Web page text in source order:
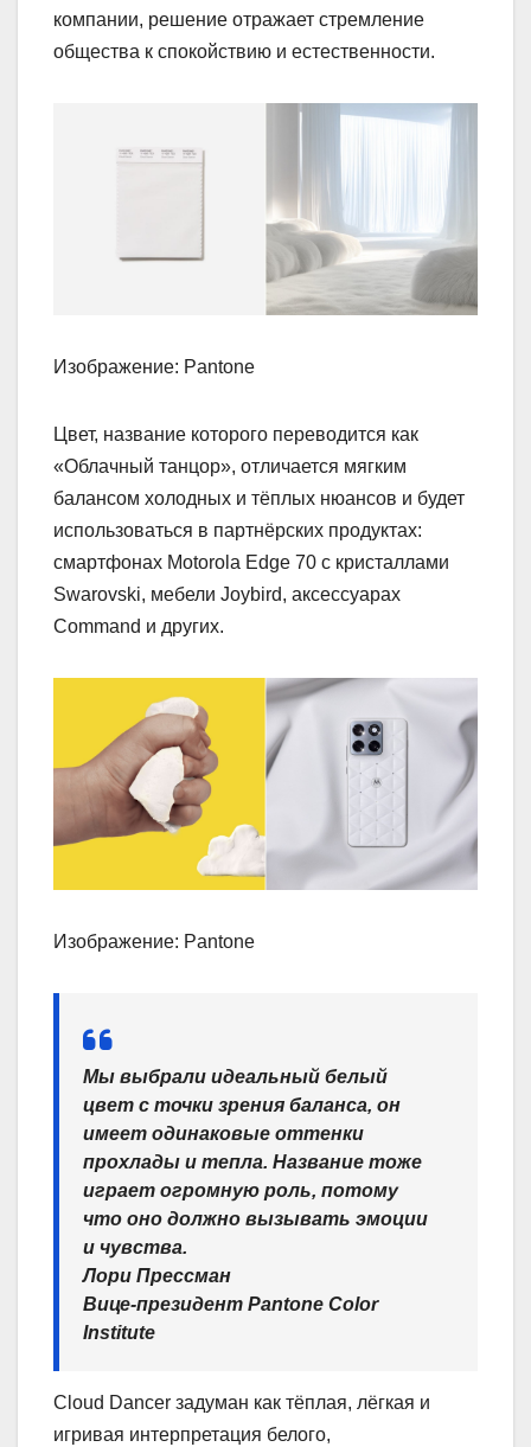
компании, решение отражает стремление
общества к спокойствию и естественности.
Изображение: Pantone
Цвет, название которого переводится как
«Облачный танцор», отличается мягким
балансом холодных и тёплых нюансов и будет
использоваться в партнёрских продуктах:
смартфонах Motorola Edge 70 с кристаллами
Swarovski, мебели Joybird, аксессуарах
Command и других.
Изображение: Pantone
Мы выбрали идеальный белый
цвет с точки зрения баланса, он
имеет одинаковые оттенки
прохлады и тепла. Название тоже
играет огромную роль, потому
что оно должно вызывать эмоции
и чувства.
Лори Прессман
Вице-президент Pantone Color
Institute
Cloud Dancer задуман как тёплая, лёгкая и
игривая интерпретация белого,